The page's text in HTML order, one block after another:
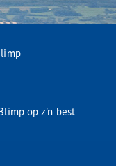
op z'n best